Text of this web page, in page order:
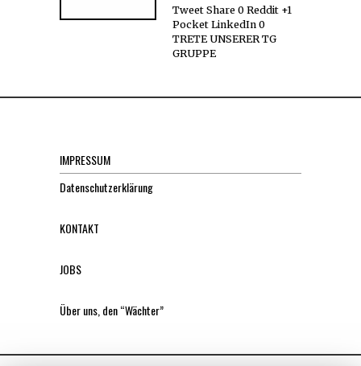
Tweet Share 0 Reddit +1
Pocket LinkedIn 0
TRETE UNSERER TG
GRUPPE
IMPRESSUM
Datenschutzerklärung
KONTAKT
JOBS
Über uns, den “Wächter”